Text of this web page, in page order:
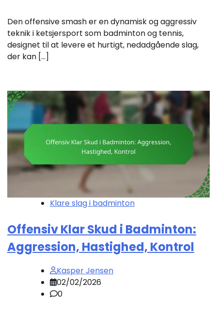
Den offensive smash er en dynamisk og aggressiv
teknik i ketsjersport som badminton og tennis,
designet til at levere et hurtigt, nedadgående slag,
der kan […]
Klare slag i badminton
Offensiv Klar Skud i Badminton:
Aggression, Hastighed, Kontrol
Kasper Jensen
02/02/2026
0